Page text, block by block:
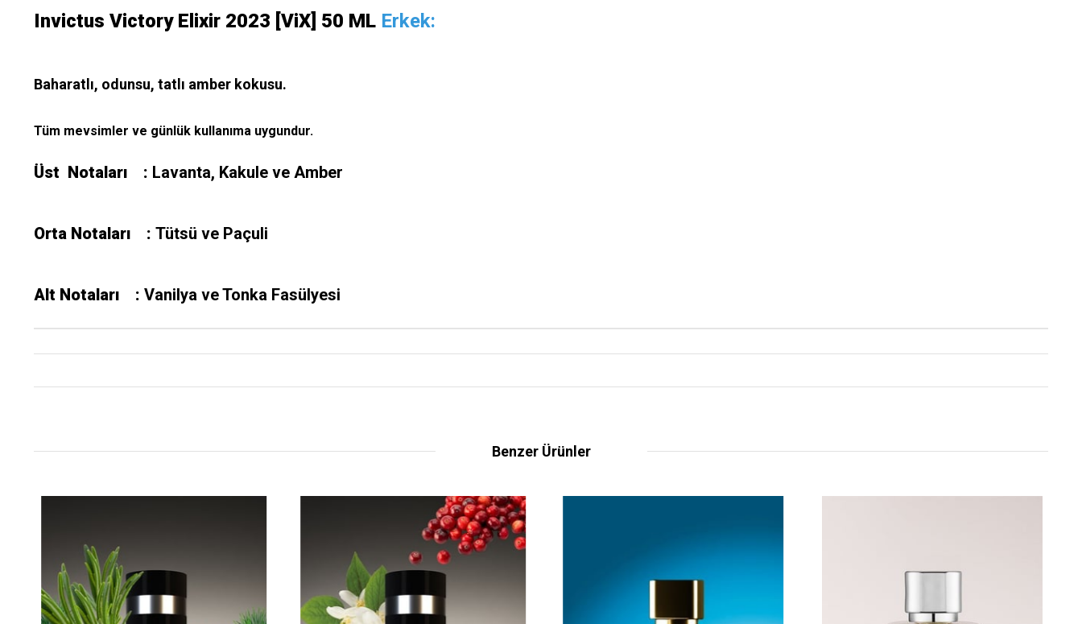
Invictus Victory Elixir 2023 [ViX] 50 ML Erkek:
Baharatlı, odunsu, tatlı amber kokusu.
Tüm mevsimler ve günlük kullanıma uygundur.
Üst Notaları : Lavanta, Kakule ve Amber
Orta Notaları : Tütsü ve Paçuli
Alt Notaları : Vanilya ve Tonka Fasülyesi
Benzer Ürünler